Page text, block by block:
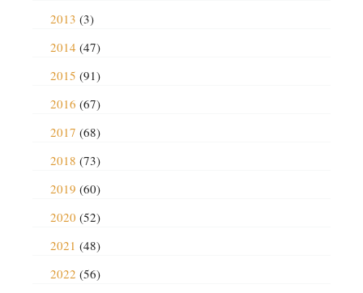
2013 (3)
2014 (47)
2015 (91)
2016 (67)
2017 (68)
2018 (73)
2019 (60)
2020 (52)
2021 (48)
2022 (56)